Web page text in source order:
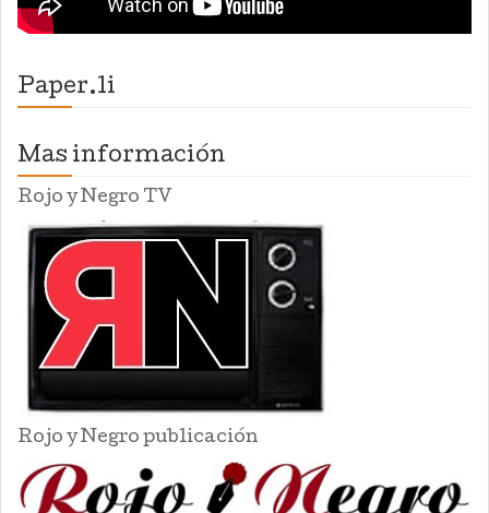
Paper.li
Mas información
Rojo y Negro TV
Rojo y Negro publicación